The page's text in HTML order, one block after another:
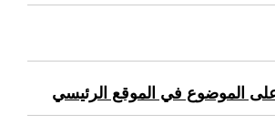
على الموضوع في الموقع الرئيسي